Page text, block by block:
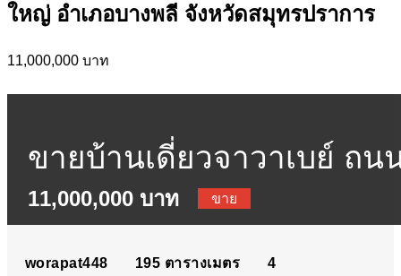
ใหญ่ อำเภอบางพลี จังหวัดสมุทรปราการ
11,000,000 บาท
ขายบ้านเดี่ยวจาวาเบย์ ถน
กิ่งแก้ว บางพลี สมุทรปราก
โครงการ : จาวาเบย์ ที่ตั้ง :
11,000,000 บาท ขาย
worapat448
195 ตารางเมตร
4